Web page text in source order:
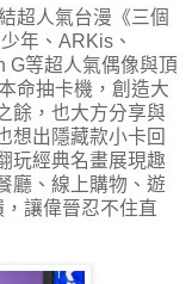
超人氣台漫《三個
年、ARKis、
G等超人氣偶像與頂
命抽卡機，創造大
餘，也大方分享與
想出隱藏款小卡回
玩經典名畫展現趣
廳、線上購物、遊
讓偉晉忍不住直